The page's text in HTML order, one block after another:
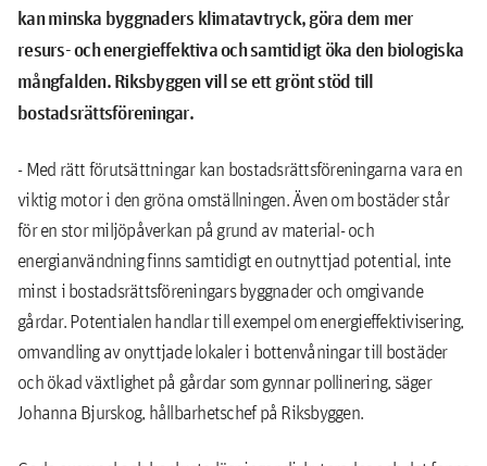
kan minska byggnaders klimatavtryck, göra dem mer
resurs- och energieffektiva och samtidigt öka den biologiska
mångfalden. Riksbyggen vill se ett grönt stöd till
bostadsrättsföreningar.
- Med rätt förutsättningar kan bostadsrättsföreningarna vara en
viktig motor i den gröna omställningen. Även om bostäder står
för en stor miljöpåverkan på grund av material- och
energianvändning finns samtidigt en outnyttjad potential, inte
minst i bostadsrättsföreningars byggnader och omgivande
gårdar. Potentialen handlar till exempel om energieffektivisering,
omvandling av onyttjade lokaler i bottenvåningar till bostäder
och ökad växtlighet på gårdar som gynnar pollinering, säger
Johanna Bjurskog, hållbarhetschef på Riksbyggen.